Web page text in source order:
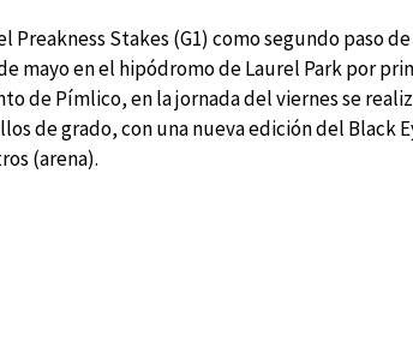
Preakness Stakes (G1) como segundo paso
mayo en el hipódromo de Laurel Park por
de Pímlico, en la jornada del viernes se
de grado, con una nueva edición del Black
(arena).